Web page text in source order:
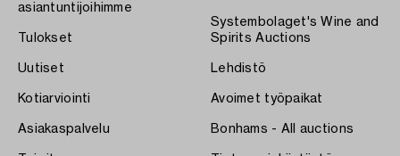
asiantuntijoihimme
Tulokset
Uutiset
Kotiarviointi
Asiakaspalvelu
Systembolaget's Wine and
Spirits Auctions
Lehdistö
Avoimet työpaikat
Bonhams - All auctions